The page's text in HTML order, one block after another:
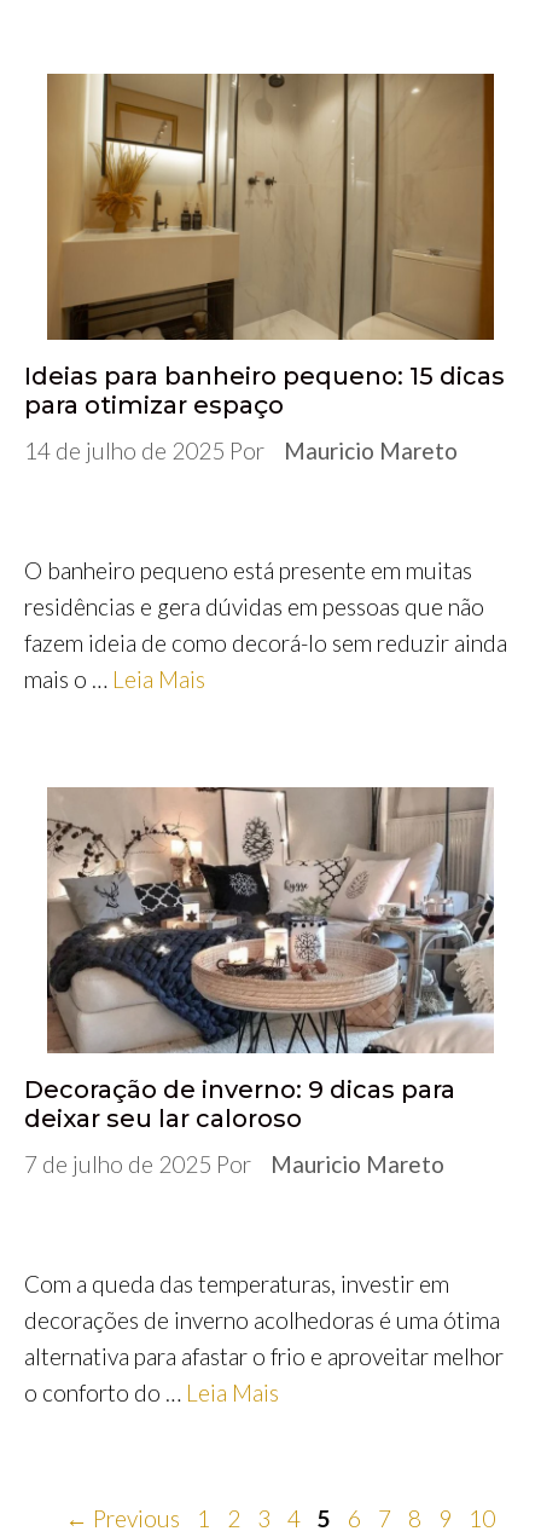
Ideias para banheiro pequeno: 15 dicas
para otimizar espaço
14 de julho de 2025 Por Mauricio Mareto
O banheiro pequeno está presente em muitas
residências e gera dúvidas em pessoas que não
fazem ideia de como decorá-lo sem reduzir ainda
mais o … Leia Mais
Decoração de inverno: 9 dicas para
deixar seu lar caloroso
7 de julho de 2025 Por Mauricio Mareto
Com a queda das temperaturas, investir em
decorações de inverno acolhedoras é uma ótima
alternativa para afastar o frio e aproveitar melhor
o conforto do … Leia Mais
← Previous Page
1 Page
2 Page
3 Page
4 Page
5 Page
6 Page
7 Page
8 Page
9 Page
10